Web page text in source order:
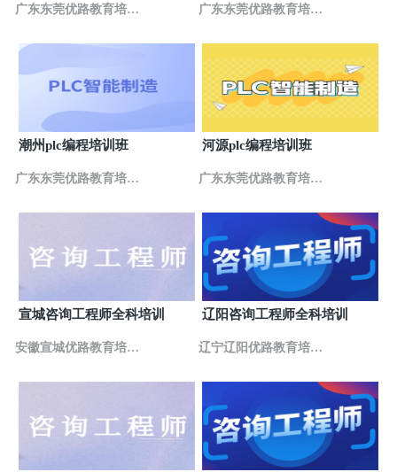
603室
广东省广州市天河区龙口东路129号龙泽商业大厦6楼
广东湛江优路教育培训学校
广东省广州市天河区龙口东路129号龙泽商业大厦6楼
603室
12 广东江门优路教育培训学校
广东省江门市蓬江区迎宾大道中131号中信银行大厦6
楼602
广东揭阳优路教育培训学校
14 广东汕头优路教育培训学校
广东省广州市天河区龙口东路129号龙泽商业大厦6楼
15 广东惠州优路教育培训学校
广东省惠州市惠城区演达大道2号曼哈顿广场1406室
16 广东深圳优路教育培训学校
17 广东佛山优路教育培训学校
广东省佛山市禅城区汾江南路18号雅庭国际广场1座
18 广东珠海优路教育培训学校
广东东莞优路教育培训
学校
广东东莞优路教育培训
潮州plc编程培训班
广东东莞优路教育培训
河源plc编程培训班
广东东莞优路教育培训
宣城咨询工程师全科培训
安徽宣城优路教育培训
辽阳咨询工程师全科培训
辽宁辽阳优路教育培训